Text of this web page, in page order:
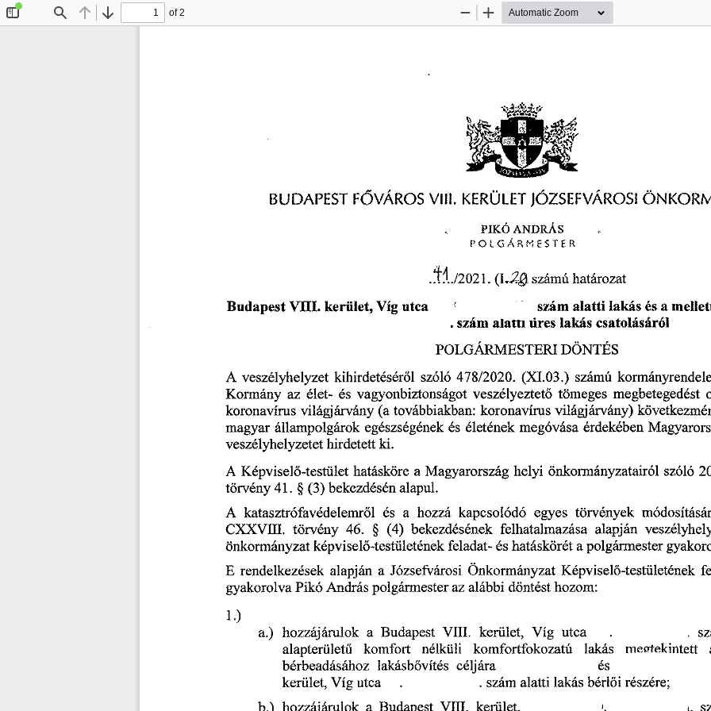
Find Previous
Next
of 2
Zoom
Zoom
BUDAPEST FŐ VÁROS VIII. KERÜLET JÓZSEFVÁROSI
PIKÖ ANDRÁS
P OLGÁRMESTER
40 /2021. (I.-22, számú határozat
Budapest VIII. kerület, Víg utca szám alatti lakás és a
szám Matti tires lakás csatolásáról
POLGÁRMESTERI DÖNTÉS
A veszélyhelyzet kihirdetéséről szóló 478/2020. (XI.03.) számú
Kormány az élet- és vagyonbiztonságot veszélyeztető tömeges megbetegedést
koronavírus világjárvány (a továbbiakban: koronavírus világjárvány)
magyar állampolgárok egészségének és életének megóvása érdekében
veszélyhelyzetet hirdetett ki.
A Képviselő-testület hatásköre a Magyarország helyi önkormányzatairól szóló
törvény 41. § (3) bekezdésén alapul.
A katasztrófavédelemről és a hozzá kapcsolódó egyes törvények
CXXVHI.
törvény 46. § (4) bekezdésének felhatalmazása alapján
önkormányzat képviselő-testületének feladat- és hatáskörét a polgármester
E rendelkezések alapján a Józsefvárosi Önkormányzat Képviselő-testületének
gyakorolva Pikó Andras polgármester az alábbi döntést hozom:
1.)
a.) hozzájárulok a Budapest VIII. kerület, Víg utca
alapterületű komfort nélküli komfortfokozatú lakás mentekintett
bérbeadásához lakásbővítés céljára es
kerület, Víg utca szám alatti lakás bérlői részére;
b.) hozzájárulok a Budapest VHI. kerület, t.